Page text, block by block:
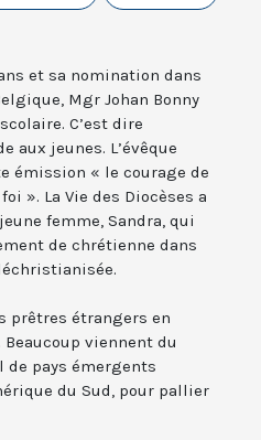
et sa nomination dans
Mgr Johan Bonny
C’est dire
aux jeunes. L’évêque
émission « le courage de
». La Vie des Diocèses a
femme, Sandra, qui
de chrétienne dans
prêtres étrangers en
viennent du
de pays émergents
du Sud, pour pallier